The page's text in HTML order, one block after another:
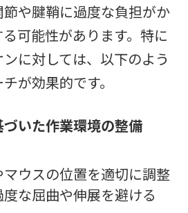
や腱鞘に過度な負担がか
可能性があります。特に
に対しては、以下のよう
が効果的です。
いた作業環境の整備
ウスの位置を適切に調整
度な屈曲や伸展を避ける